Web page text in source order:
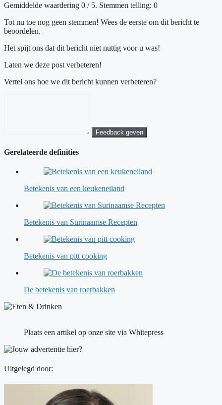
Gemiddelde waardering 0 / 5. Stemmen telling: 0
Tot nu toe nog geen stemmen! Wees de eerste om dit bericht te
beoordelen.
Het spijt ons dat dit bericht niet nuttig voor u was!
Laten we deze post verbeteren!
Vertel ons hoe we dit bericht kunnen verbeteren?
Feedback geven
Gerelateerde definities
Betekenis van een keukeneiland
Betekenis van Surinaamse Recepten
Betekenis van pitt cooking
De betekenis van roerbakken
Plaats een artikel op onze site via Whitepress
Uitgelegd door: